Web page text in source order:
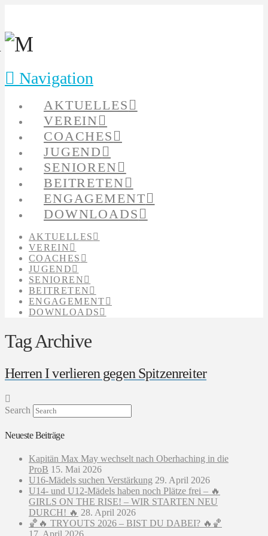
Navigation
AKTUELLES
VEREIN
COACHES
JUGEND
SENIOREN
BEITRETEN
ENGAGEMENT
DOWNLOADS
AKTUELLES
VEREIN
COACHES
JUGEND
SENIOREN
BEITRETEN
ENGAGEMENT
DOWNLOADS
Tag Archive
Herren I verlieren gegen Spitzenreiter
Search
Neueste Beiträge
Kapitän Max May wechselt nach Oberhaching in die
ProB 15. Mai 2026
U16-Mädels suchen Verstärkung 29. April 2026
U14- und U12-Mädels haben noch Plätze frei – 🔥
GIRLS ON THE RISE! – WIR STARTEN NEU
DURCH! 🔥 28. April 2026
🏀🔥 TRYOUTS 2026 – BIST DU DABEI? 🔥🏀